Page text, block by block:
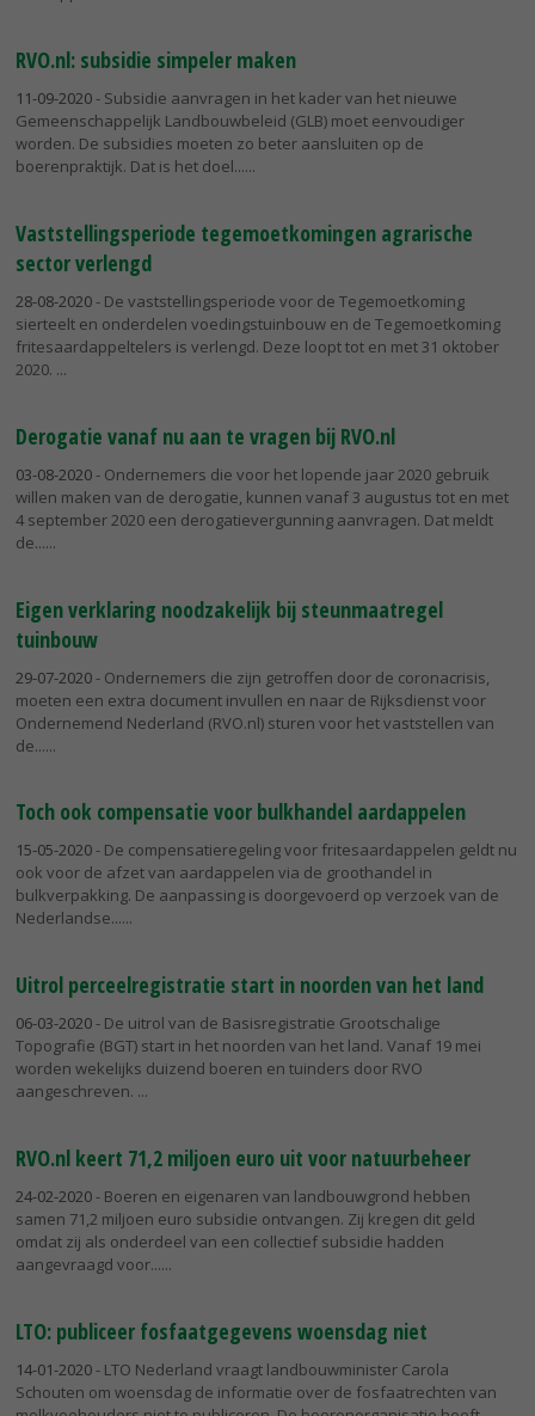
RVO.nl: subsidie simpeler maken
11-09-2020- Subsidie aanvragen in het kader van het nieuwe
Gemeenschappelijk Landbouwbeleid (GLB) moet eenvoudiger
worden. De subsidies moeten zo beter aansluiten op de
boerenpraktijk. Dat is het doel...
Vaststellingsperiode tegemoetkomingen agrarische
sector verlengd
28-08-2020- De vaststellingsperiode voor de Tegemoetkoming
sierteelt en onderdelen voedingstuinbouw en de Tegemoetkoming
fritesaardappeltelers is verlengd. Deze loopt tot en met 31 oktober
2020.
Derogatie vanaf nu aan te vragen bij RVO.nl
03-08-2020- Ondernemers die voor het lopende jaar 2020 gebruik
willen maken van de derogatie, kunnen vanaf 3 augustus tot en met
4 september 2020 een derogatievergunning aanvragen. Dat meldt
de...
Eigen verklaring noodzakelijk bij steunmaatregel
tuinbouw
29-07-2020- Ondernemers die zijn getroffen door de coronacrisis,
moeten een extra document invullen en naar de Rijksdienst voor
Ondernemend Nederland (RVO.nl) sturen voor het vaststellen van
de...
Toch ook compensatie voor bulkhandel aardappelen
15-05-2020- De compensatieregeling voor fritesaardappelen geldt nu
ook voor de afzet van aardappelen via de groothandel in
bulkverpakking. De aanpassing is doorgevoerd op verzoek van de
Nederlandse...
Uitrol perceelregistratie start in noorden van het land
06-03-2020- De uitrol van de Basisregistratie Grootschalige
Topografie (BGT) start in het noorden van het land. Vanaf 19 mei
worden wekelijks duizend boeren en tuinders door RVO
aangeschreven.
RVO.nl keert 71,2 miljoen euro uit voor natuurbeheer
24-02-2020- Boeren en eigenaren van landbouwgrond hebben
samen 71,2 miljoen euro subsidie ontvangen. Zij kregen dit geld
omdat zij als onderdeel van een collectief subsidie hadden
aangevraagd voor...
LTO: publiceer fosfaatgegevens woensdag niet
14-01-2020- LTO Nederland vraagt landbouwminister Carola
Schouten om woensdag de informatie over de fosfaatrechten van